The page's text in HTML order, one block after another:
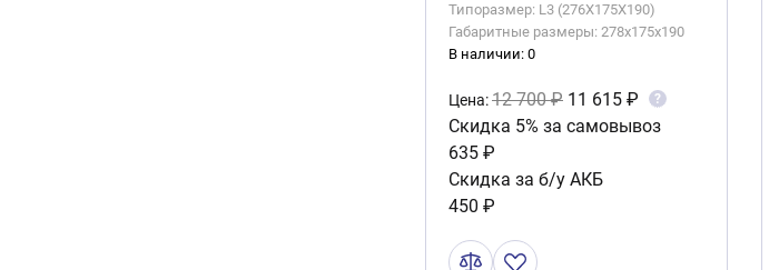
Типоразмер: L3 (276X175X190)
Габаритные размеры: 278x175x190
В наличии: 0
Цена:12 700 ₽ 11 615 ₽ ?
Скидка 5% за самовывоз
635 ₽
Скидка за б/у АКБ
450 ₽